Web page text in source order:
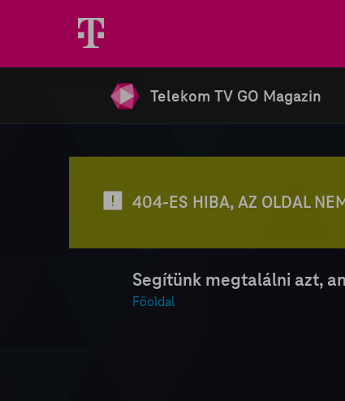
Telekom TV GO Magazin
404-ES HIBA, AZ OLDAL
Segítünk megtalálni azt,
Főoldal